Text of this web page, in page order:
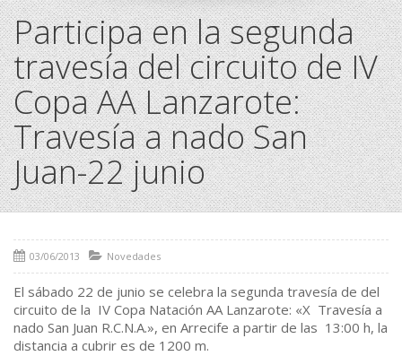
Participa en la segunda
travesía del circuito de IV
Copa AA Lanzarote:
Travesía a nado San
Juan-22 junio
03/06/2013 Novedades
El sábado 22 de junio se celebra la segunda travesía de del
circuito de la IV Copa Natación AA Lanzarote: «X Travesía a
nado San Juan R.C.N.A.», en Arrecife a partir de las 13:00 h, la
distancia a cubrir es de 1200 m.